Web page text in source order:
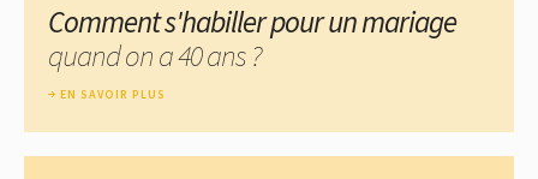
Comment s'habiller pour un mariage
quand on a 40 ans ?
EN SAVOIR PLUS